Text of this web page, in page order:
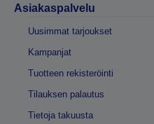
Asiakaspalvelu
Uusimmat tarjoukset
Kampanjat
Tuotteen rekisteröinti
Tilauksen palautus
Tietoja takuusta